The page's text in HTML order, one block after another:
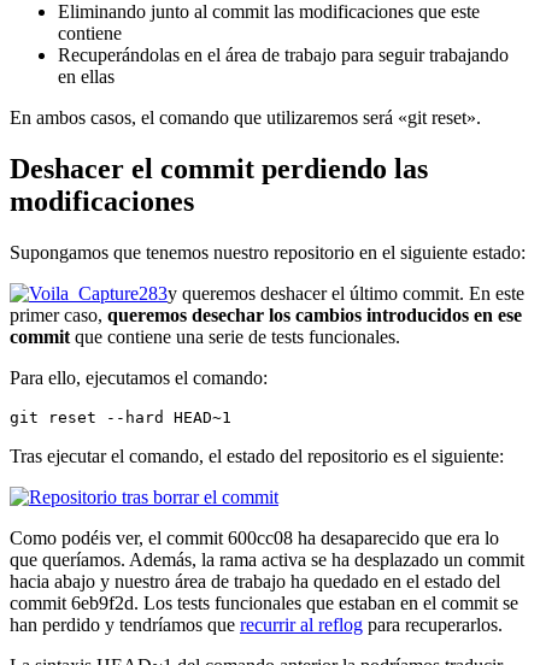
Eliminando junto al commit las modificaciones que este
contiene
Recuperándolas en el área de trabajo para seguir trabajando
en ellas
En ambos casos, el comando que utilizaremos será «git reset».
Deshacer el commit perdiendo las
modificaciones
Supongamos que tenemos nuestro repositorio en el siguiente estado:
y queremos deshacer el último commit. En este
primer caso, queremos desechar los cambios introducidos en ese
commit que contiene una serie de tests funcionales.
Para ello, ejecutamos el comando:
git reset --hard HEAD~1
Tras ejecutar el comando, el estado del repositorio es el siguiente:
Como podéis ver, el commit 600cc08 ha desaparecido que era lo
que queríamos. Además, la rama activa se ha desplazado un commit
hacia abajo y nuestro área de trabajo ha quedado en el estado del
commit 6eb9f2d. Los tests funcionales que estaban en el commit se
han perdido y tendríamos que recurrir al reflog para recuperarlos.